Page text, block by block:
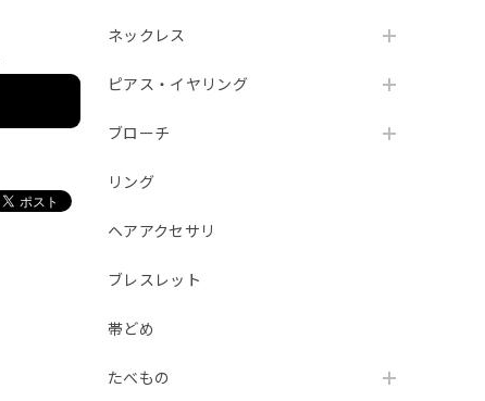
ネックレス
ピアス・イヤリング
ブローチ
リング
ヘアアクセサリ
ブレスレット
帯どめ
たべもの